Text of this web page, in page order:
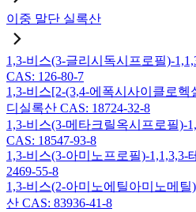
이중 말단 실록산
1,3-비스(3-글리시독시프로필)-
CAS: 126-80-7
1,3-비스[2-(3,4-에폭시사이클로헥
디실록산 CAS: 18724-32-8
1,3-비스(3-메타크릴옥시프로필)-
CAS: 18547-93-8
1,3-비스(3-아미노프로필)-
2469-55-8
1,3-비스(2-아미노에틸아미노메
산 CAS: 83936-41-8